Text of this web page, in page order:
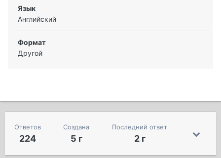
Язык
Английский
Формат
Другой
Ответов
224
Создана
5 г
Последний ответ
2 г